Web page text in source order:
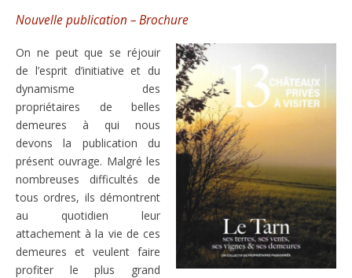
Nouvelle publication – Brochure
On ne peut que se réjouir
de l’esprit d’initiative et du
dynamisme des
propriétaires de belles
demeures à qui nous
devons la publication du
présent ouvrage. Malgré les
nombreuses difficultés de
tous ordres, ils démontrent
au quotidien leur
attachement à la vie de ces
demeures et veulent faire
profiter le plus grand